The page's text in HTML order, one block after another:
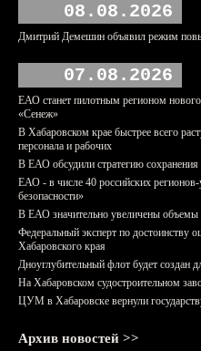
08.08.2026
Дмитрий Демешин объявил режим
07.08.2026
ЕАО станет пилотным регионом
«Сенеж»
В Хабаровском крае быстрее всего
персонала и рабочих
В ЕАО обсудили стратегию сохранения
ЕАО - в числе 40 российских
безопасности»
В ЕАО значительно увеличены
Федеральный эксперт по достоинству
Хабаровского края
Дноуглубительный флот будет создан
На Хабаровском судостроительном
ЦУМ в Хабаровске вернули
Архив новостей >>